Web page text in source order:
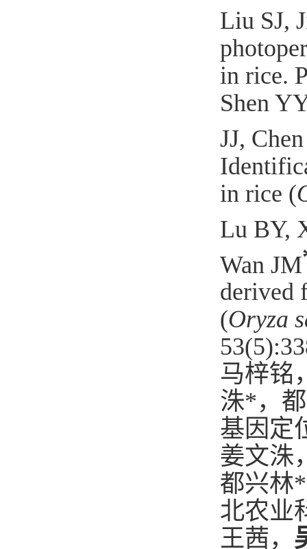
Liu SJ,
in rice.
Shen
JJ,
in rice (
Lu BY,
Wan JM
derived
(Oryza
马梓铭
洙* ，
基因定
姜文洙
都兴林*
北农业
王茜，